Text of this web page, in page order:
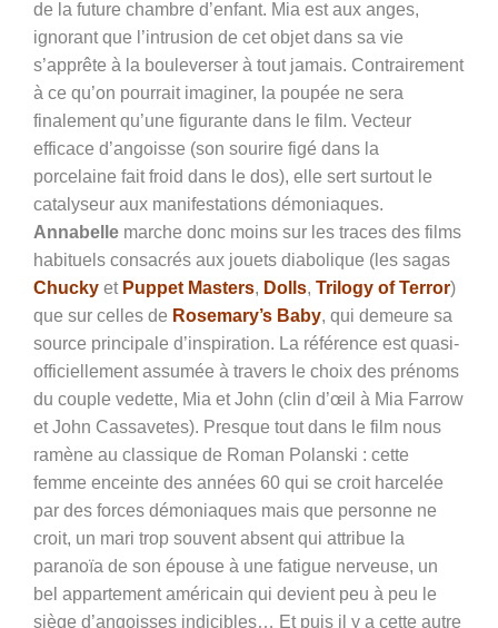
de la future chambre d’enfant. Mia est aux anges,
ignorant que l’intrusion de cet objet dans sa vie
s’apprête à la bouleverser à tout jamais. Contrairement
à ce qu’on pourrait imaginer, la poupée ne sera
finalement qu’une figurante dans le film. Vecteur
efficace d’angoisse (son sourire figé dans la
porcelaine fait froid dans le dos), elle sert surtout le
catalyseur aux manifestations démoniaques.
Annabelle marche donc moins sur les traces des films
habituels consacrés aux jouets diabolique (les sagas
Chucky et Puppet Masters, Dolls, Trilogy of Terror)
que sur celles de Rosemary’s Baby, qui demeure sa
source principale d’inspiration. La référence est quasi-
officiellement assumée à travers le choix des prénoms
du couple vedette, Mia et John (clin d’œil à Mia Farrow
et John Cassavetes). Presque tout dans le film nous
ramène au classique de Roman Polanski : cette
femme enceinte des années 60 qui se croit harcelée
par des forces démoniaques mais que personne ne
croit, un mari trop souvent absent qui attribue la
paranoïa de son épouse à une fatigue nerveuse, un
bel appartement américain qui devient peu à peu le
siège d’angoisses indicibles… Et puis il y a cette autre